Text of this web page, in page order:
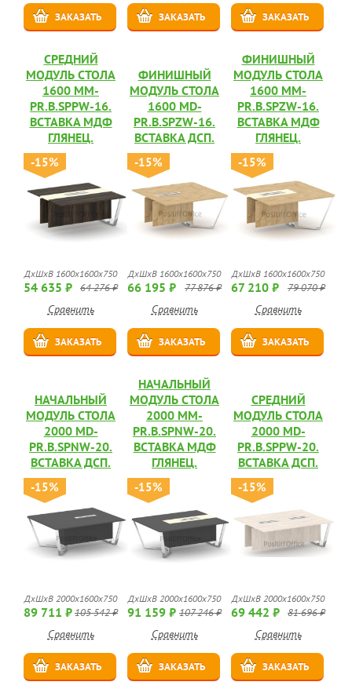
ЗАКАЗАТЬ ЗАКАЗАТЬ ЗАКАЗАТЬ
СРЕДНИЙ
МОДУЛЬ СТОЛА
1600 MM-
PR.B.SPPW-16.
ВСТАВКА МДФ
ГЛЯНЕЦ.
-15%
ДхШхВ 1600х1600х750
54 635 ₽ 64 276 ₽
Сравнить
ЗАКАЗАТЬ
ФИНИШНЫЙ
МОДУЛЬ СТОЛА
1600 MD-
PR.B.SPZW-16.
ВСТАВКА ДСП.
-15%
ДхШхВ 1600х1600х750
66 195 ₽ 77 876 ₽
Сравнить
ЗАКАЗАТЬ
ФИНИШНЫЙ
МОДУЛЬ СТОЛА
1600 MM-
PR.B.SPZW-16.
ВСТАВКА МДФ
ГЛЯНЕЦ.
-15%
ДхШхВ 1600х1600х750
67 210 ₽ 79 070 ₽
Сравнить
ЗАКАЗАТЬ
НАЧАЛЬНЫЙ
МОДУЛЬ СТОЛА
2000 MD-
PR.B.SPNW-20.
ВСТАВКА ДСП.
-15%
ДхШхВ 2000х1600х750
89 711 ₽105 542 ₽
Сравнить
ЗАКАЗАТЬ
НАЧАЛЬНЫЙ
МОДУЛЬ СТОЛА
2000 MM-
PR.B.SPNW-20.
ВСТАВКА МДФ
ГЛЯНЕЦ.
-15%
ДхШхВ 2000х1600х750
91 159 ₽ 107 246 ₽
Сравнить
ЗАКАЗАТЬ
СРЕДНИЙ
МОДУЛЬ СТОЛА
2000 MD-
PR.B.SPPW-20.
ВСТАВКА ДСП.
-15%
ДхШхВ 2000х1600х750
69 442 ₽ 81 696 ₽
Сравнить
ЗАКАЗАТЬ